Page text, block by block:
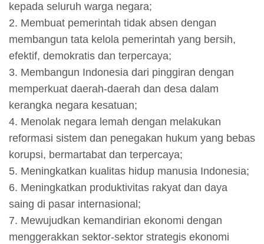
kepada seluruh warga negara;
2. Membuat pemerintah tidak absen dengan
membangun tata kelola pemerintah yang bersih,
efektif, demokratis dan terpercaya;
3. Membangun Indonesia dari pinggiran dengan
memperkuat daerah-daerah dan desa dalam
kerangka negara kesatuan;
4. Menolak negara lemah dengan melakukan
reformasi sistem dan penegakan hukum yang bebas
korupsi, bermartabat dan terpercaya;
5. Meningkatkan kualitas hidup manusia Indonesia;
6. Meningkatkan produktivitas rakyat dan daya
saing di pasar internasional;
7. Mewujudkan kemandirian ekonomi dengan
menggerakkan sektor-sektor strategis ekonomi